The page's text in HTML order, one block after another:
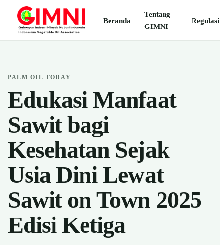
Beranda
Tentang
GIMNI
Regulasi
PALM OIL TODAY
Edukasi Manfaat
Sawit bagi
Kesehatan Sejak
Usia Dini Lewat
Sawit on Town 2025
Edisi Ketiga